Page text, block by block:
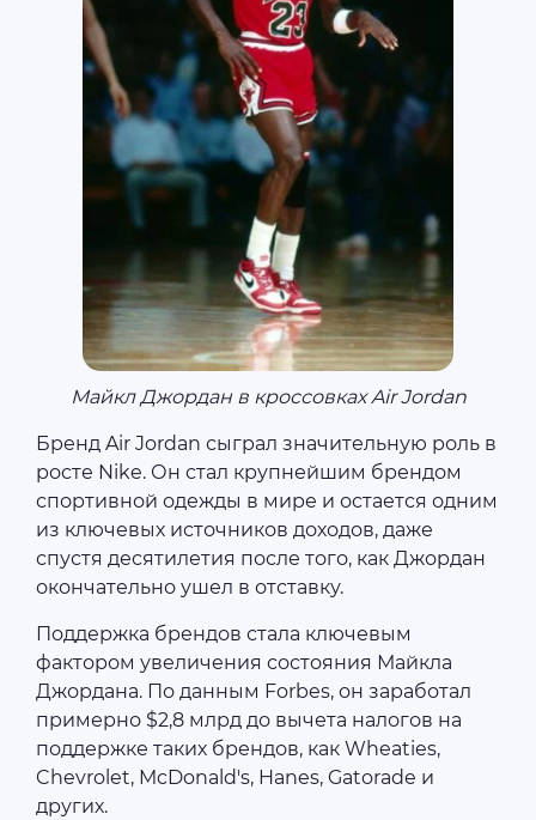
Майкл Джордан в кроссовках Air Jordan
Бренд Air Jordan сыграл значительную роль в
росте Nike. Он стал крупнейшим брендом
спортивной одежды в мире и остается одним
из ключевых источников доходов, даже
спустя десятилетия после того, как Джордан
окончательно ушел в отставку.
Поддержка брендов стала ключевым
фактором увеличения состояния Майкла
Джордана. По данным Forbes, он заработал
примерно $2,8 млрд до вычета налогов на
поддержке таких брендов, как Wheaties,
Chevrolet, McDonald's, Hanes, Gatorade и
других.